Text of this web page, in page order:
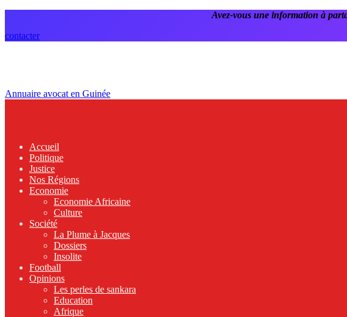
Avez-vous une information à
contacter
Annuaire avocat en Guinée
Accueil
Politique
Justice
Nos Régions
Economie
Economie Africaine
Culture
Société
La Plume à Jacques
Dossiers
Insolite
Football
Opinions
Les perles de sankara
Education
Afrique